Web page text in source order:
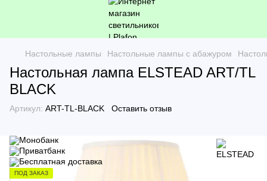
Настольные лампы Настольные лампы с абажуром
Настольная лампа ELSTEAD ART/TL
BLACK
Артикул: ART-TL-BLACK Оставить отзыв
ПОД ЗАКАЗ